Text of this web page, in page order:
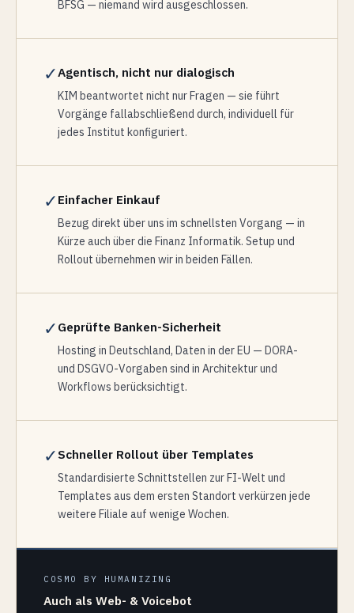
BFSG — niemand wird ausgeschlossen.
✓Agentisch, nicht nur dialogisch
KIM beantwortet nicht nur Fragen — sie führt
Vorgänge fallabschließend durch, individuell für
jedes Institut konfiguriert.
✓ Einfacher Einkauf
Bezug direkt über uns im schnellsten Vorgang — in
Kürze auch über die Finanz Informatik. Setup und
Rollout übernehmen wir in beiden Fällen.
✓ Geprüfte Banken-Sicherheit
Hosting in Deutschland, Daten in der EU — DORA-
und DSGVO-Vorgaben sind in Architektur und
Workflows berücksichtigt.
✓ Schneller Rollout über Templates
Standardisierte Schnittstellen zur FI-Welt und
Templates aus dem ersten Standort verkürzen jede
weitere Filiale auf wenige Wochen.
COSMO BY HUMANIZING
Auch als Web- & Voicebot